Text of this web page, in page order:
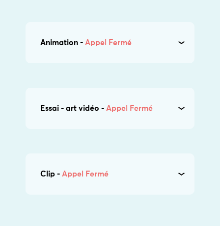
Animation - Appel Fermé
Essai - art vidéo - Appel Fermé
Clip - Appel Fermé